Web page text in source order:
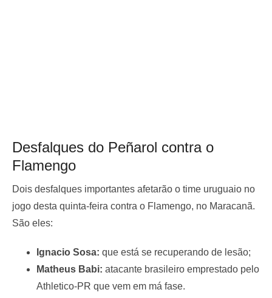
Desfalques do Peñarol contra o
Flamengo
Dois desfalques importantes afetarão o time uruguaio no
jogo desta quinta-feira contra o Flamengo, no Maracanã.
São eles:
Ignacio Sosa: que está se recuperando de lesão;
Matheus Babi: atacante brasileiro emprestado pelo
Athletico-PR que vem em má fase.